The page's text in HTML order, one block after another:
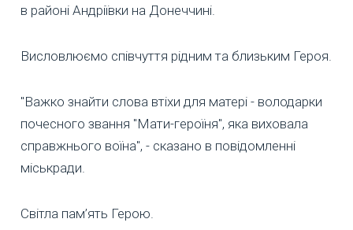
в районі Андріївки на Донеччині.
Висловлюємо співчуття рідним та близьким Героя.
"Важко знайти слова втіхи для матері - володарки
почесного звання "Мати-героїня", яка виховала
справжнього воїна", - сказано в повідомленні
міськради.
Світла пам’ять Герою.